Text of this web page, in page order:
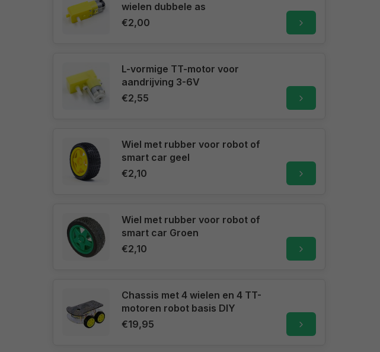
wielen dubbele as
€2,00
L-vormige TT-motor voor
aandrijving 3-6V
€2,55
Wiel met rubber voor robot of
smart car geel
€2,10
Wiel met rubber voor robot of
smart car Groen
€2,10
Chassis met 4 wielen en 4 TT-
motoren robot basis DIY
€19,95